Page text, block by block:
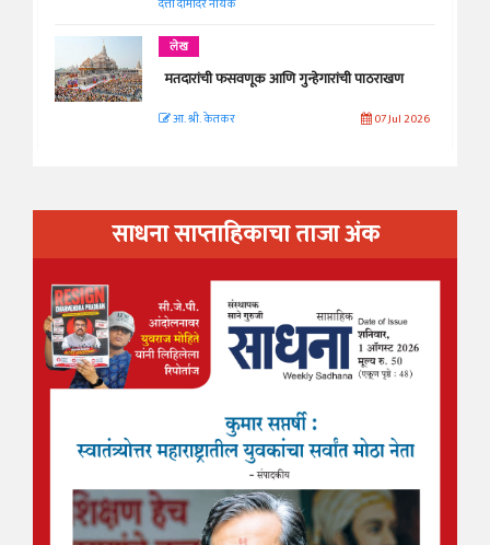
दत्ता दामोदर नायक
लेख
मतदारांची फसवणूक आणि गुन्हेगारांची पाठराखण
आ. श्री. केतकर 07 Jul 2026
साधना साप्ताहिकाचा ताजा अंक